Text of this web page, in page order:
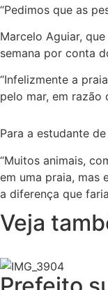
“Pedimos que as
Marcelo Aguiar,
semana por conta
“Infelizmente a
pelo mar, em razão
Para a estudante
“Muitos animais,
em uma praia, mas
a diferença que
Veja